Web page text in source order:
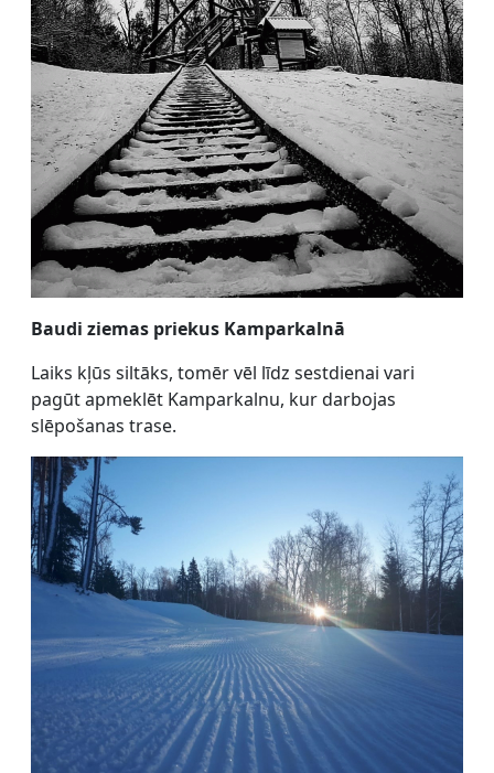
Baudi ziemas priekus Kamparkalnā
Laiks kļūs siltāks, tomēr vēl līdz sestdienai vari
pagūt apmeklēt Kamparkalnu, kur darbojas
slēpošanas trase.